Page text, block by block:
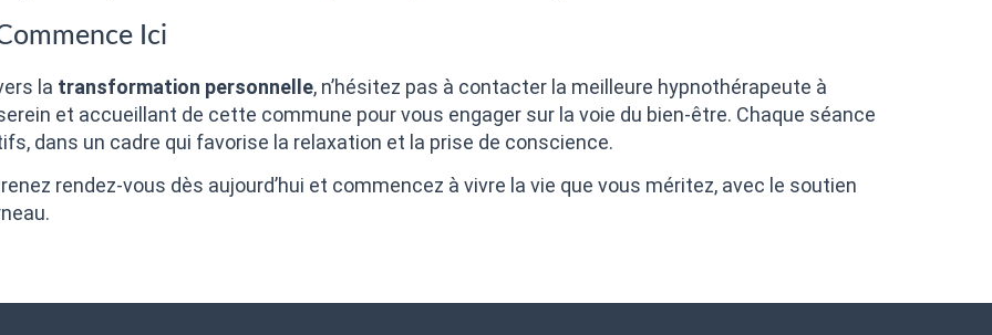
Ici
la transformation personnelle, n’hésitez pas à contacter la meilleure hypnothérapeute à
et accueillant de cette commune pour vous engager sur la voie du bien-être. Chaque séance
dans un cadre qui favorise la relaxation et la prise de conscience.
rendez-vous dès aujourd’hui et commencez à vivre la vie que vous méritez, avec le soutien